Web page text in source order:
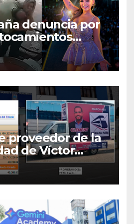
denuncia por
director musical
Luz
proveedor de la
de Víctor
con publicidad
de León